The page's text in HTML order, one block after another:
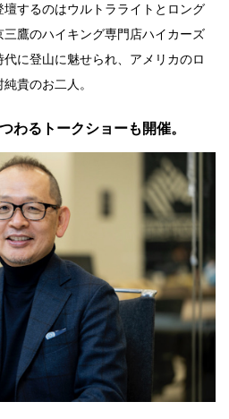
するのはウルトラライトとロング
三鷹のハイキング専門店ハイカーズ
に登山に魅せられ、アメリカのロ
貴のお二人。
わるトークショーも開催。